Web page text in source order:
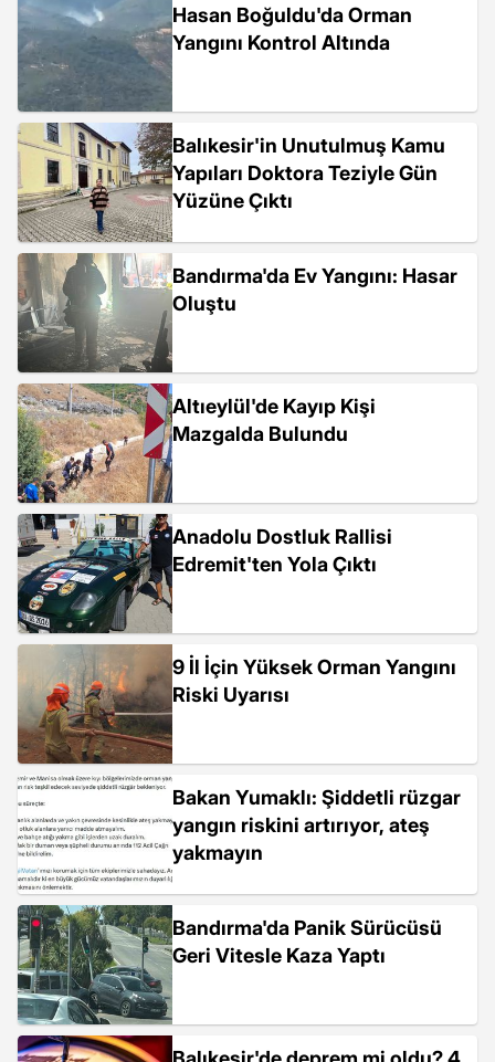
Hasan Boğuldu'da Orman
Yangını Kontrol Altında
Balıkesir'in Unutulmuş Kamu
Yapıları Doktora Teziyle Gün
Yüzüne Çıktı
Bandırma'da Ev Yangını: Hasar
Oluştu
Altıeylül'de Kayıp Kişi
Mazgalda Bulundu
Anadolu Dostluk Rallisi
Edremit'ten Yola Çıktı
9 İl İçin Yüksek Orman Yangını
Riski Uyarısı
Bakan Yumaklı: Şiddetli rüzgar
yangın riskini artırıyor, ateş
yakmayın
Bandırma'da Panik Sürücüsü
Geri Vitesle Kaza Yaptı